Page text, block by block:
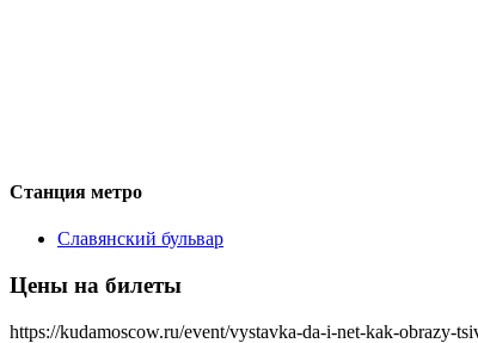
Станция метро
Славянский бульвар
Цены на билеты
https://kudamoscow.ru/event/vystavka-da-i-net-kak-obrazy-